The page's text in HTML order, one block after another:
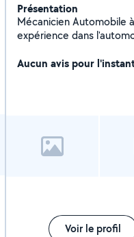
Présentation
Mécanicien Automobile
expérience dans
sérieux et soigné. Je suis
Aucun avis pour
Voir le profil